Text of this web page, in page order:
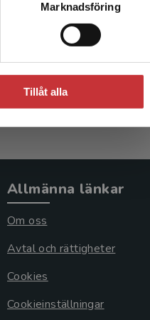
Marknadsföring
Tillåt alla
Allmänna länkar
Om oss
Avtal och rättigheter
Cookies
Cookieinställningar